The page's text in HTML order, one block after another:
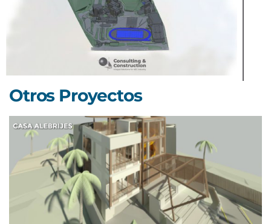
Otros Proyectos